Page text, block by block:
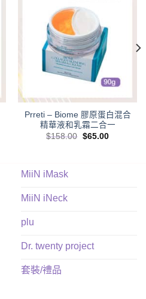
Prreti – Biome 膠原蛋白混合
精華液和乳霜二合一
$158.00 Original
$65.00Current
MiiN iMask
MiiN iNeck
plu
Dr. twenty project
套裝/禮品